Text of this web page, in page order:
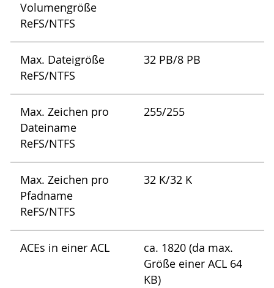
Volumengröße
ReFS/NTFS
Max. Dateigröße
ReFS/NTFS
32 PB/8 PB
Max. Zeichen pro
Dateiname
ReFS/NTFS
255/255
Max. Zeichen pro
Pfadname
ReFS/NTFS
32 K/32 K
ACEs in einer ACL
ca. 1820 (da max.
Größe einer ACL 64
KB)